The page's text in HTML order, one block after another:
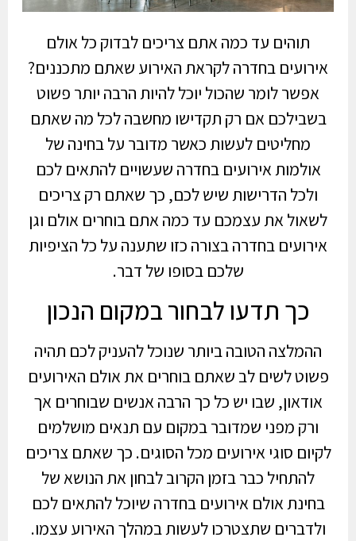
תוהים עד כמה אתם צריכים לבדוק כל אולם
אירועים בחדרה לקראת האירוע שאתם מתכננים?
אפשר לומר שהכול יוכל להיות הרבה יותר פשוט
בשבילכם אם רק תקדישו מחשבה לכל מה שאתם
מחליטים לעשות כאשר מדובר על בחינה של
אולמות אירועים בחדרה שעשויים להתאים לכם
ולכל הדרישות שיש לכם, כך שאתם רק צריכים
לשאול את עצמכם עד כמה אתם בוחרים אולם וגן
אירועים בחדרה בצורה כזו שתענה על כל הציפיות
שלכם בסופו של דבר.
כך תדעו לבחור במקום הנכון
ההמלצה הטובה ביותר שנוכל להעניק לכם תהיה
פשוט לשים לב שאתם בוחרים את אולם האירועים
אודאון, שבו יש כל כך הרבה אנשים שבוחרים אך
ורק מפני שמדובר במקום עם תנאים מושלמים
לקיום סוגי אירועים מכל הסוגים. כך שאתם צריכים
להתחיל כבר בזמן הקרוב לבחון את הנושא של
בחינת אולם אירועים בחדרה שיוכל להתאים לכם
ולדברים שתצטרכו לעשות במהלך האירוע עצמו.